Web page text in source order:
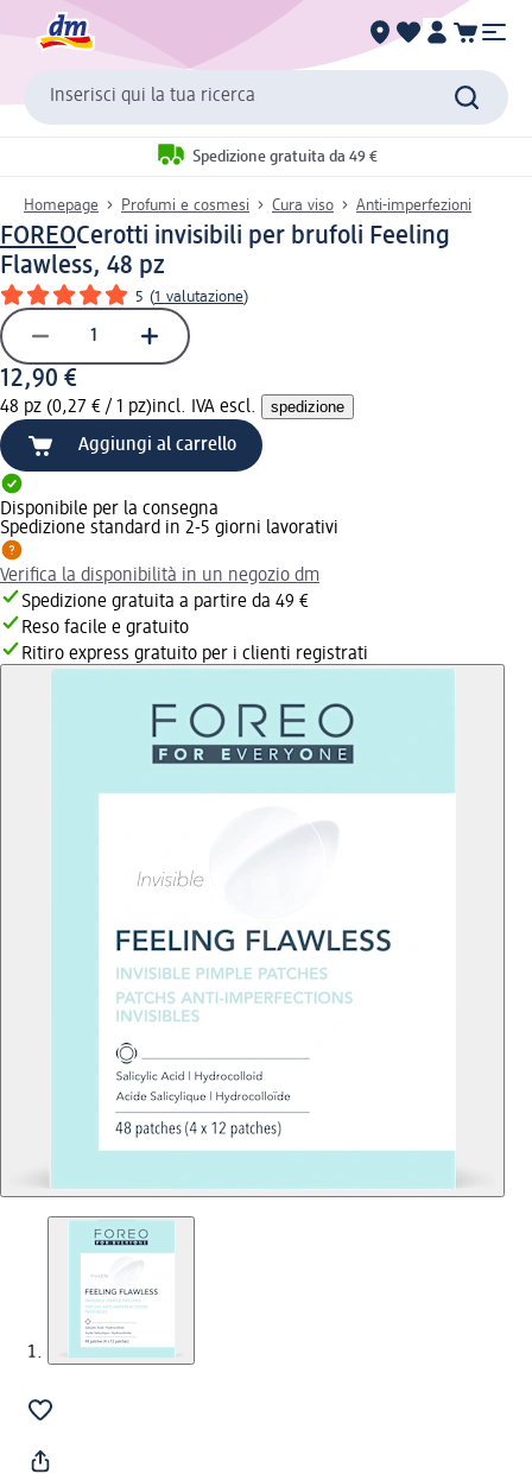
Inserisci qui la tua ricerca
Spedizione gratuita da 49 €
Homepage Profumi e cosmesi Cura viso Anti-imperfezioni
FOREOCerotti invisibili per brufoli Feeling
Flawless, 48 pz
5 (1 valutazione)
12,90 €
48 pz (0,27 € / 1 pz)incl. IVA escl. spedizione
Aggiungi al carrello
Disponibile per la consegna
Spedizione standard in 2-5 giorni lavorativi
Verifica la disponibilità in un negozio dm
Spedizione gratuita a partire da 49 €
Reso facile e gratuito
Ritiro express gratuito per i clienti registrati